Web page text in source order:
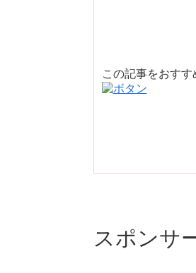
この記事をおす
スポンサ